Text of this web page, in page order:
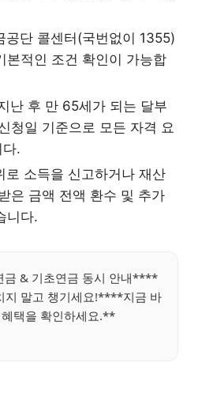
공단 콜센터(국번없이 1355)
본적인 조건 확인이 가능합
난 후 만 65세가 되는 달부
청일 기준으로 모든 자격 요
.
로 소득을 신고하거나 재산
은 금액 전액 환수 및 추가
니다.
금 & 기초연금 동시 안내****
지 말고 챙기세요!****지금 바
택을 확인하세요.**